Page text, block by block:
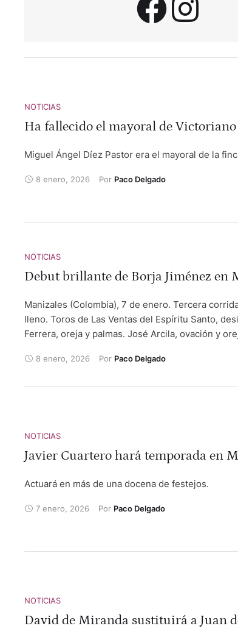
NOTICIAS
Ha fallecido el mayoral de
Miguel Ángel Díez Pastor era el mayoral de la
8 enero, 2026 Por Paco Delgado
NOTICIAS
Debut brillante de Borja Jiménez en
Manizales (Colombia), 7 de enero. Tercera
lleno. Toros de Las Ventas del Espíritu Santo,
Ferrera, oreja y palmas. José Arcila, ovación y
salió de la enfermería para lidiar el quinto y
8 enero, 2026 Por Paco Delgado
NOTICIAS
Javier Cuartero hará temporada en
Actuará en más de una docena de festejos.
7 enero, 2026 Por Paco Delgado
NOTICIAS
David de Miranda sustituirá a Juan